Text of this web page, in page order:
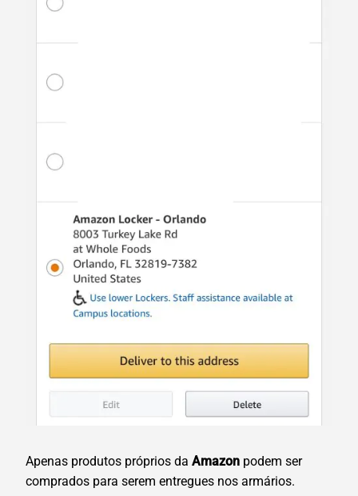
Apenas produtos próprios da Amazon podem ser
comprados para serem entregues nos armários.